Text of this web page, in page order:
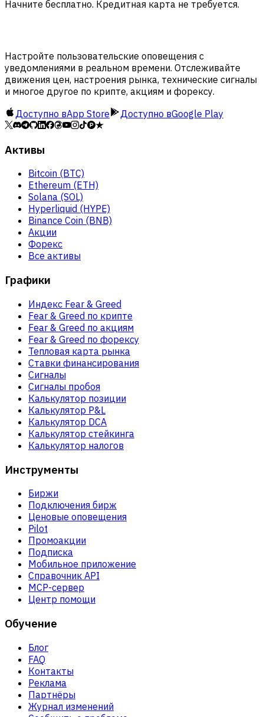
Начните бесплатно. Кредитная карта не требуется.
Настройте пользовательские оповещения с
уведомлениями в реальном времени. Отслеживайте
движения цен, настроения рынка, технические сигналы
и многое другое по крипте, акциям и форексу.
Доступно вApp Store Доступно вGoogle Play
Активы
Bitcoin (BTC)
Ethereum (ETH)
Solana (SOL)
Hyperliquid (HYPE)
Binance Coin (BNB)
Акции
Форекс
Все активы
Графики
Индекс Fear & Greed
Fear & Greed по крипте
Fear & Greed по акциям
Fear & Greed по форексу
Тепловая карта рынка
Ставки финансирования
Сигналы
Сигналы пробоя
Калькулятор позиции
Калькулятор P&L
Калькулятор DCA
Калькулятор стейкинга
Калькулятор налогов
Инструменты
Биржи
Подключения бирж
Ценовые оповещения
Pilot
Промоакции
Подписка
Мобильное приложение
Справочник API
MCP-сервер
Центр помощи
Обучение
Блог
FAQ
Контакты
Реклама
Партнёры
Журнал изменений